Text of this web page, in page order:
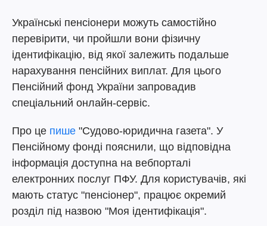
Українські пенсіонери можуть самостійно
перевірити, чи пройшли вони фізичну
ідентифікацію, від якої залежить подальше
нарахування пенсійних виплат. Для цього
Пенсійний фонд України запровадив
спеціальний онлайн-сервіс.
Про це пише "Судово-юридична газета". У
Пенсійному фонді пояснили, що відповідна
інформація доступна на вебпорталі
електронних послуг ПФУ. Для користувачів, які
мають статус "пенсіонер", працює окремий
розділ під назвою "Моя ідентифікація".